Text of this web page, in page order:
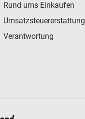
Rund ums Einkaufen
Umsatzsteuererstattung
Verantwortung